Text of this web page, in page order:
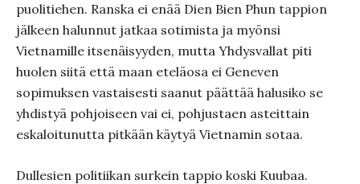
puolitiehen. Ranska ei enää Dien Bien Phun tappion
jälkeen halunnut jatkaa sotimista ja myönsi
Vietnamille itsenäisyyden, mutta Yhdysvallat piti
huolen siitä että maan eteläosa ei Geneven
sopimuksen vastaisesti saanut päättää halusiko se
yhdistyä pohjoiseen vai ei, pohjustaen asteittain
eskaloitunutta pitkään käytyä Vietnamin sotaa.
Dullesien politiikan surkein tappio koski Kuubaa.